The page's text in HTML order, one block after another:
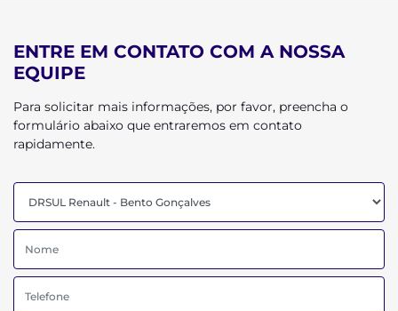
ENTRE EM CONTATO COM A NOSSA
EQUIPE
Para solicitar mais informações, por favor, preencha o
formulário abaixo que entraremos em contato
rapidamente.